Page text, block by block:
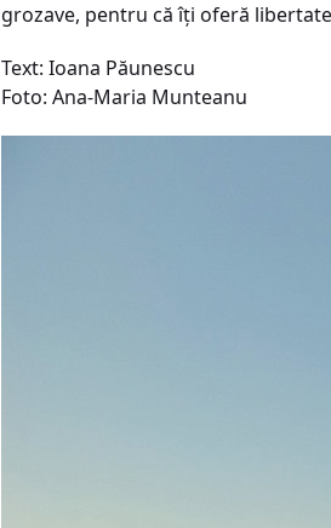
grozave, pentru că îţi oferă
Text: Ioana Păunescu
Foto: Ana-Maria Munteanu